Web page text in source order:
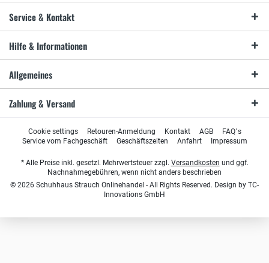
Service & Kontakt
Hilfe & Informationen
Allgemeines
Zahlung & Versand
Cookie settings Retouren-Anmeldung Kontakt AGB
FAQ´s
Service vom Fachgeschäft
Geschäftszeiten Anfahrt Impressum
* Alle Preise inkl. gesetzl. Mehrwertsteuer zzgl. Versandkosten und ggf.
Nachnahmegebühren, wenn nicht anders beschrieben
© 2026 Schuhhaus Strauch Onlinehandel - All Rights Reserved. Design by TC-
Innovations GmbH